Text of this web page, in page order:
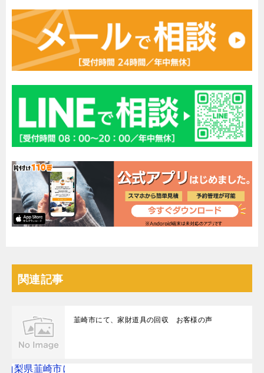
関連記事
韮崎市にて、家財道具の回収 お客様の声